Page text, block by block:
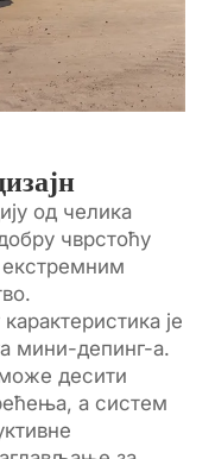
од челика
чврстоћу
екстремним
је
мини-депинг-а.
десити
а систем